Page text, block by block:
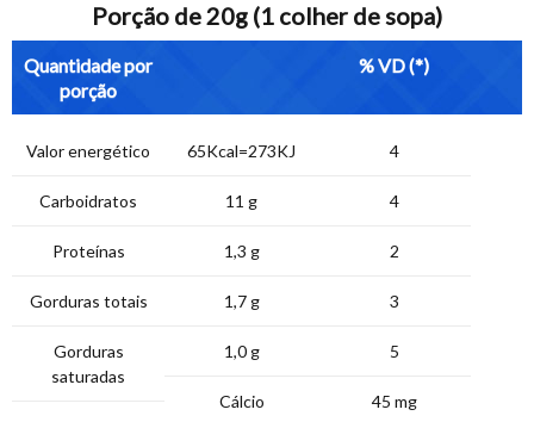
Porção de 20g (1 colher de sopa)
Quantidade por
porção
% VD (*)
Valor energético 65Kcal=273KJ 4
Carboidratos 11 g 4
Proteínas 1,3 g 2
Gorduras totais 1,7 g 3
Gorduras
saturadas
1,0 g 5
Cálcio 45 mg